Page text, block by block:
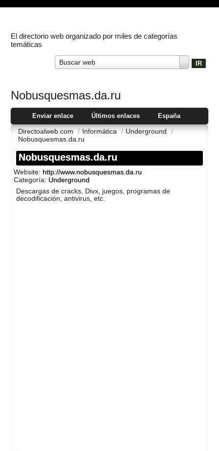
El directorio web organizado por miles de categorías
temáticas
Buscar web
Nobusquesmas.da.ru
Enviar enlace Últimos enlaces España
Directoalweb.com / Informática / Underground /
Nobusquesmas.da.ru
Nobusquesmas.da.ru
Website: http://www.nobusquesmas.da.ru
Categoría: Underground
Descargas de cracks, Divx, juegos, programas de
decodificación, antivirus, etc.